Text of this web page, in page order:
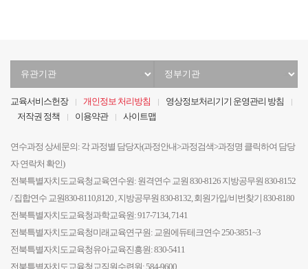
교육서비스헌장 개인정보 처리방침
영상정보처리기기 운영관리 방침
저작권 정책
이용약관 사이트맵
연수과정 상세문의: 각 과정별 담당자(과정안내>과정검색>과정명 클릭하여 담당
자 연락처 확인)
전북특별자치도교육청교육연수원: 원격연수 교원 830-8126 지방공무원 830-8152
/ 집합연수 교원830-8110,8120 , 지방공무원 830-8132, 회원가입/비번찾기 830-8180
전북특별자치도교육청과학교육원: 917-7134, 7141
전북특별자치도교육청미래교육연구원: 교원에듀테크연수 250-3851~3
전북특별자치도교육청유아교육진흥원: 830-5411
전북특별자치도교육청교직원수련원: 584-9600
관
선
관
선